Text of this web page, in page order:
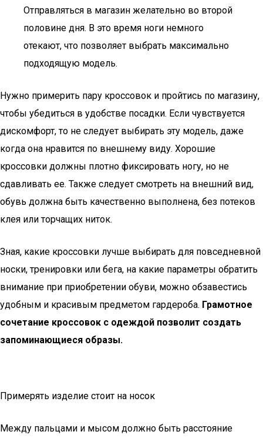
Отправляться в магазин желательно во второй
половине дня. В это время ноги немного
отекают, что позволяет выбрать максимально
подходящую модель.
Нужно примерить пару кроссовок и пройтись по магазину,
чтобы убедиться в удобстве посадки. Если чувствуется
дискомфорт, то не следует выбирать эту модель, даже
когда она нравится по внешнему виду. Хорошие
кроссовки должны плотно фиксировать ногу, но не
сдавливать ее. Также следует смотреть на внешний вид,
обувь должна быть качественно выполнена, без потеков
клея или торчащих ниток.
Зная, какие кроссовки лучше выбирать для повседневной
носки, тренировки или бега, на какие параметры обратить
внимание при приобретении обуви, можно обзавестись
удобным и красивым предметом гардероба. Грамотное
сочетание кроссовок с одеждой позволит создать
запоминающиеся образы.
Примерять изделие стоит на носок
Между пальцами и мысом должно быть расстояние